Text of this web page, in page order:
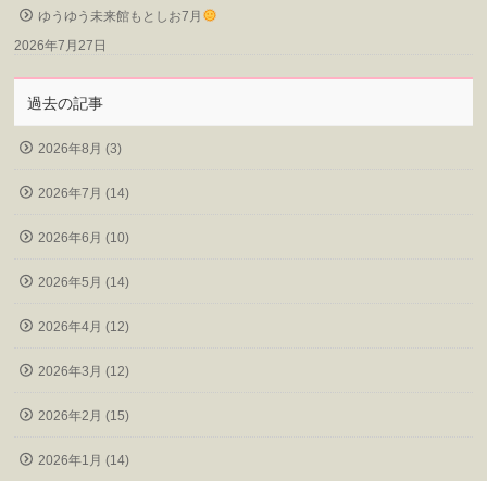
ゆうゆう未来館もとしお7月
2026年7月27日
過去の記事
2026年8月 (3)
2026年7月 (14)
2026年6月 (10)
2026年5月 (14)
2026年4月 (12)
2026年3月 (12)
2026年2月 (15)
2026年1月 (14)